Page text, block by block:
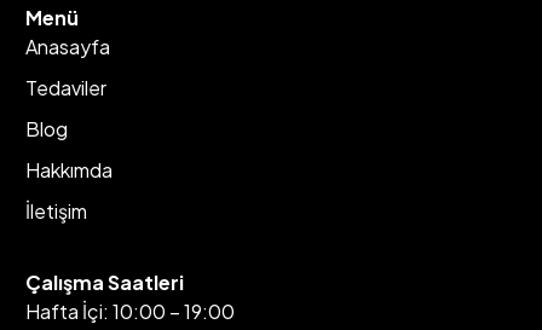
Menü
Anasayfa
Tedaviler
Blog
Hakkımda
İletişim
Çalışma Saatleri
Hafta İçi: 10:00 – 19:00